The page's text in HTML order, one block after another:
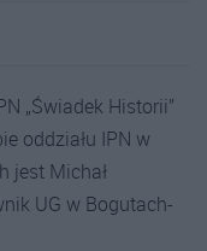
„Świadek Historii”
oddziału IPN w
jest Michał
UG w Bogutach-